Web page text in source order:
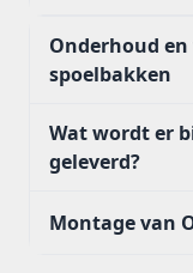
Onderhoud
spoelbakken
Wat wordt er
geleverd?
Montage van